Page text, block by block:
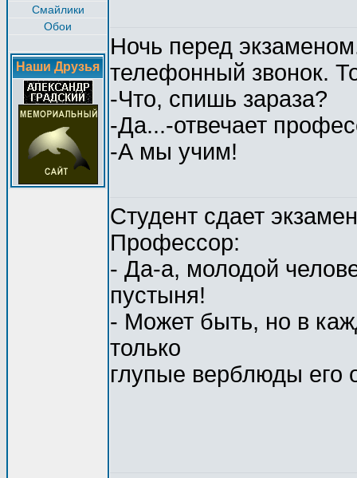
Смайлики
Обои
Наши Друзья
Ночь перед
телефонный звонок.
-Что, спишь зараза?
-Да...-отвечает
-А мы учим!
Студент сдает
Профессор:
- Да-а, молодой
пустыня!
- Может быть, но в
только
глупые верблюды